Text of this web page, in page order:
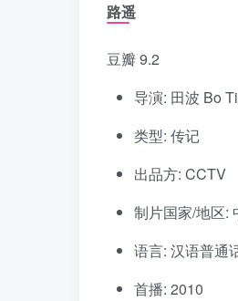
路遥
豆瓣 9.2
导演: 田波 Bo
类型: 传记
出品方: CCTV
制片国家/地区:
语言: 汉语普通
首播: 2010